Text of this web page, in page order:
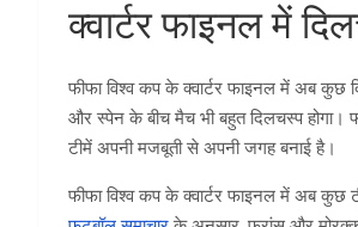
क्वार्टर फाइनल में
फीफा विश्व कप के क्वार्टर फाइनल में अब कुछ
और स्पेन के बीच मैच भी बहुत दिलचस्प होगा।
टीमें अपनी मजबूती से अपनी जगह बनाई है।
फीफा विश्व कप के क्वार्टर फाइनल में अब कुछ